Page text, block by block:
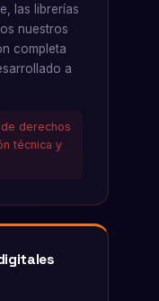
las librerías
nuestros
completa
a
derechos
técnica y